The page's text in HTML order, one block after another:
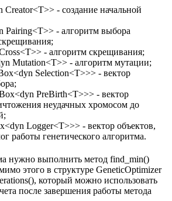
Creator<T>> - создание начальной
Pairing<T>> - алгоритм выбора
- алгоритм скрещивания;
Mutation<T>> - алгоритм мутации;
Selection<T>>> - вектор
PreBirth<T>>> - вектор
неудачных хромосом до
Logger<T>>> - вектор объектов,
работы генетического алгоритма.
нужно выполнить метод find_min()
этого в структуре GeneticOptimizer
который можно использовать
после завершения работы метода